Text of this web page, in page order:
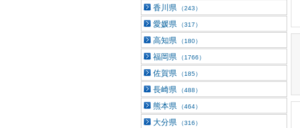
香川県 （243）
愛媛県 （317）
高知県 （180）
福岡県 （1766）
佐賀県 （185）
長崎県 （488）
熊本県 （464）
大分県 （316）